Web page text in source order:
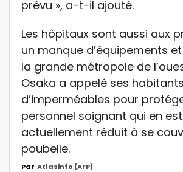
prévu », a-t-il ajouté.
Les hôpitaux sont aussi aux
un manque d’équipements
la grande métropole de
Osaka a appelé ses
d’imperméables pour
personnel soignant qui en est
actuellement réduit à se
poubelle.
Par Atlasinfo (AFP)